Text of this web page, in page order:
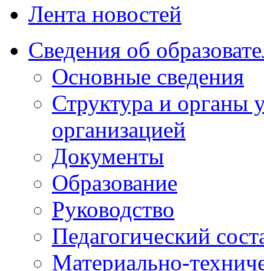
Лента новостей
Сведения об
Основные сведения
Структура и органы
организацией
Документы
Образование
Руководство
Педагогический
Материально-